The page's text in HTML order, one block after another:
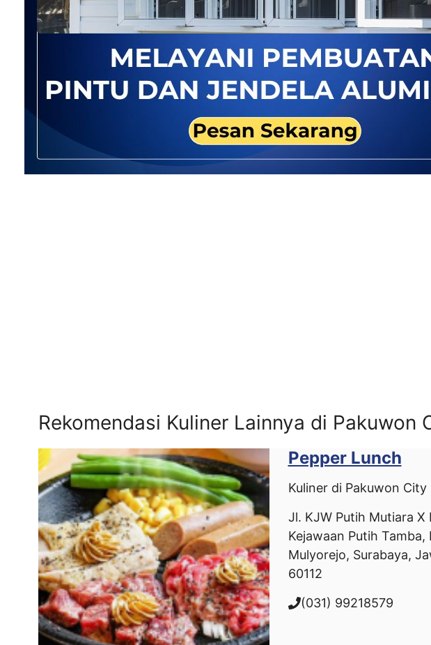
Rekomendasi Kuliner Lainnya di Pakuwon
Pepper Lunch
Kuliner di Pakuwon City
Jl. KJW Putih Mutiara X
Kejawaan Putih Tamba,
Mulyorejo, Surabaya,
60112
(031) 99218579